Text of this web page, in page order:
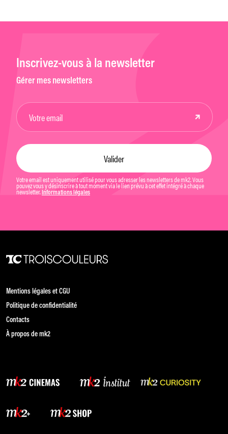
Inscrivez-vous à la newsletter
Gérer mes newsletters
Votre email est uniquement utilisé pour vous adresser les newsletters de mk2. Vous
pouvez vous y désinscrire à tout moment via le lien prévu à cet effet intégré à chaque
newsletter. Informations légales
Mentions légales et CGU
Politique de confidentialité
Contacts
À propos de mk2